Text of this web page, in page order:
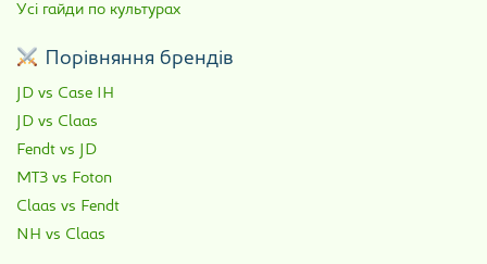
Усі гайди по культурах
Порівняння брендів
JD vs Case IH
JD vs Claas
Fendt vs JD
МТЗ vs Foton
Claas vs Fendt
NH vs Claas